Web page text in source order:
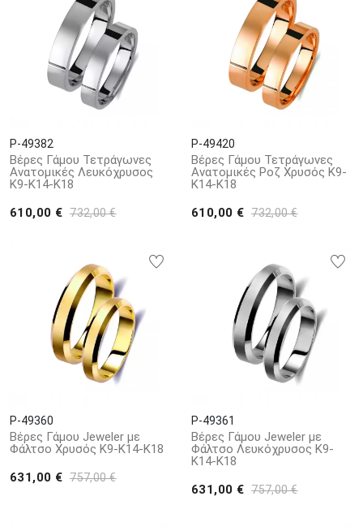
P-49382
Βέρες Γάμου Τετράγωνες
Ανατομικές Λευκόχρυσος
Κ9-Κ14-Κ18
610,00 € 732,00 €
P-49420
Βέρες Γάμου Τετράγωνες
Ανατομικές Ροζ Χρυσός Κ9-
Κ14-Κ18
610,00 € 732,00 €
P-49360
Βέρες Γάμου Jeweler με
Φάλτσο Χρυσός Κ9-Κ14-Κ18
631,00 € 757,00 €
P-49361
Βέρες Γάμου Jeweler με
Φάλτσο Λευκόχρυσος Κ9-
Κ14-Κ18
631,00 € 757,00 €